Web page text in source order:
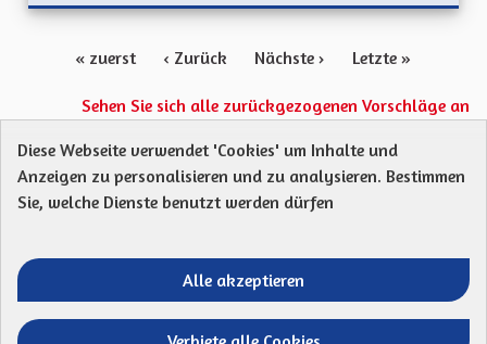
« zuerst ‹ Zurück Nächste › Letzte »
Sehen Sie sich alle zurückgezogenen Vorschläge an
Protection des Données
Charte de contribution
Mentions légales
Was sind Gremien?
Standardtitel für initiatives
Open Data Dateien herunterladen
Entre vos mains - Collectivité
Entre vos mains - Collectivité
Entre vos mains - Collectivité
Entre vos mains -
Diese Webseite verwendet 'Cookies' um Inhalte und
Anzeigen zu personalisieren und zu analysieren. Bestimmen
Sie, welche Dienste benutzt werden dürfen
Alle akzeptieren